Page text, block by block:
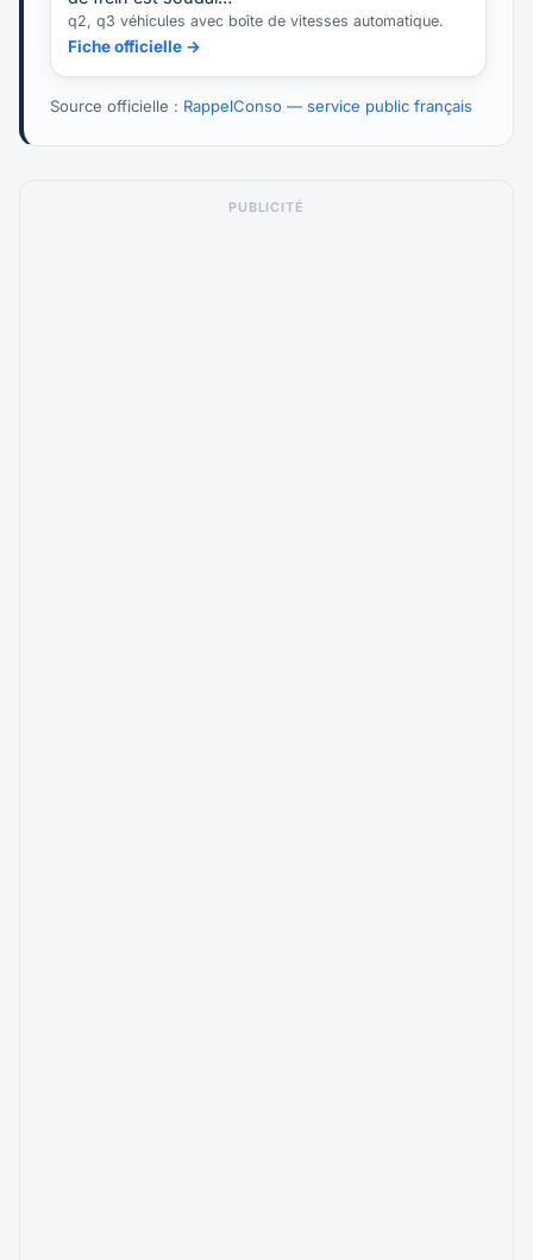
q2, q3 véhicules avec boîte de vitesses automatique.
Fiche officielle →
Source officielle : RappelConso — service public français
PUBLICITÉ